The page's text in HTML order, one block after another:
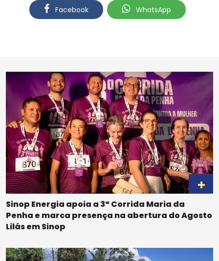
Facebook WhatsApp
Sinop Energia apoia a 3ª Corrida Maria da
Penha e marca presença na abertura do Agosto
Lilás em Sinop